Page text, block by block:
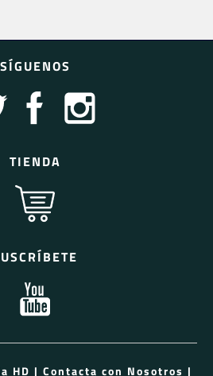
SÍGUENOS
TIENDA
HD | Contacta con Nosotros |